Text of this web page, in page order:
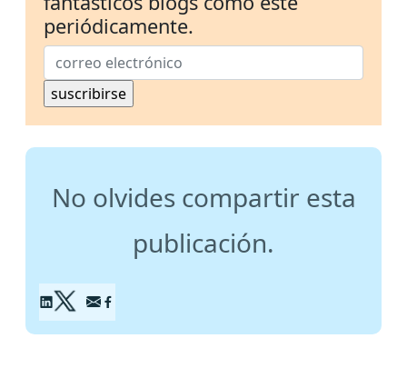
periódicamente.
No olvides compartir esta
publicación.